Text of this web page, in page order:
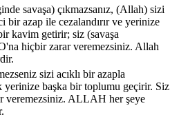
savaşa) çıkmazsanız, (Allah) sizi
bir azap ile cezalandırır ve yerinize
kavim getirir; siz (savaşa
hiçbir zarar veremezsiniz. Allah
sizi acıklı bir azapla
yerinize başka bir toplumu geçirir. Siz
veremezsiniz. ALLAH her şeye